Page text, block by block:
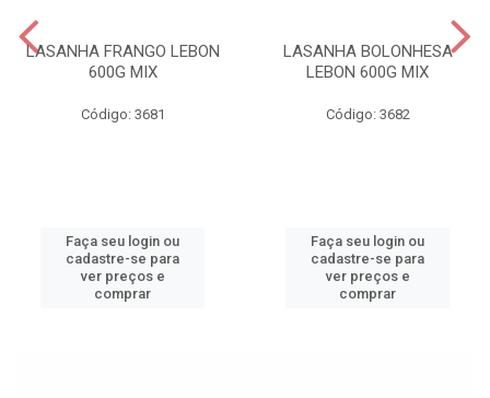
LASANHA FRANGO LEBON
600G MIX
Código: 3681
Faça seu login ou
cadastre-se para
ver preços e
comprar
LASANHA BOLONHESA
LEBON 600G MIX
Código: 3682
Faça seu login ou
cadastre-se para
ver preços e
comprar